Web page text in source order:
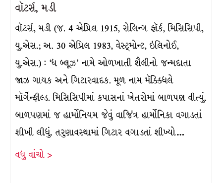
વૉટર્સ, મડી
વૉટર્સ, મડી (જ. 4 એપ્રિલ 1915, રોલિન્ગ ફૉર્ક, મિસિસિપી,
યુ.એસ.; અ. 30 એપ્રિલ 1983, વેસ્ટ્મોન્ટ, ઇલિનોઈ,
યુ.એસ.) : ‘ધ બ્લૂઝ’ નામે ઓળખાતી શૈલીનો જન્મદાતા
જાઝ ગાયક અને ગિટારવાદક. મૂળ નામ મૅક્ક્ધિલે
મૉર્ગેન્ફીલ્ડ. મિસિસિપીમાં કપાસનાં ખેતરોમાં બાળપણ વીત્યું.
બાળપણમાં જ હાર્મોનિયમ જેવું વાજિંત્ર હાર્મોનિકા વગાડતાં
શીખી લીધું. તરુણાવસ્થામાં ગિટાર વગાડતાં શીખ્યો…
વધુ વાંચો >